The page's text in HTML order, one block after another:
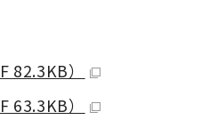
）
）